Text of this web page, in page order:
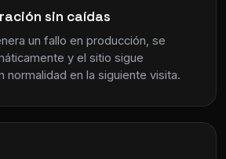
sin caídas
un fallo en producción, se
y el sitio sigue
normalidad en la siguiente visita.